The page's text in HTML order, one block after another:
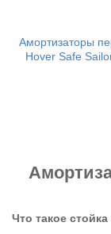
Амортизаторы
Hover Safe
Что такое